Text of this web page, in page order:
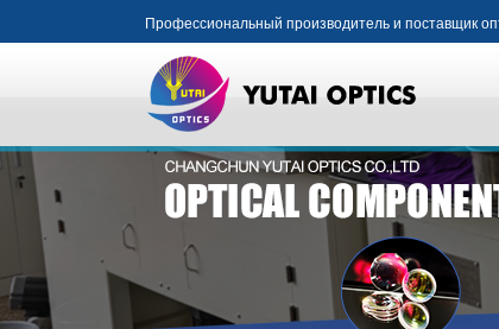
Профессиональный производитель и поставщик